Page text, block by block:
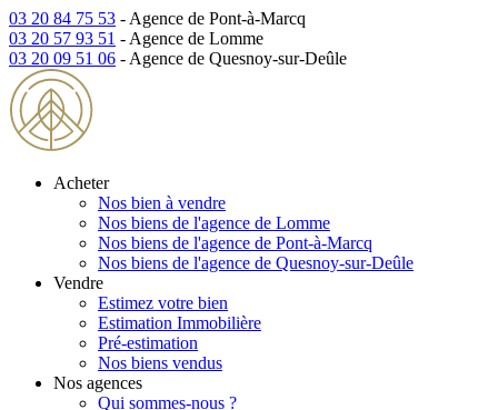
03 20 84 75 53 - Agence de Pont-à-Marcq
03 20 57 93 51 - Agence de Lomme
03 20 09 51 06 - Agence de Quesnoy-sur-Deûle
Acheter
Nos bien à vendre
Nos biens de l'agence de Lomme
Nos biens de l'agence de Pont-à-Marcq
Nos biens de l'agence de Quesnoy-sur-Deûle
Vendre
Estimez votre bien
Estimation Immobilière
Pré-estimation
Nos biens vendus
Nos agences
Qui sommes-nous ?